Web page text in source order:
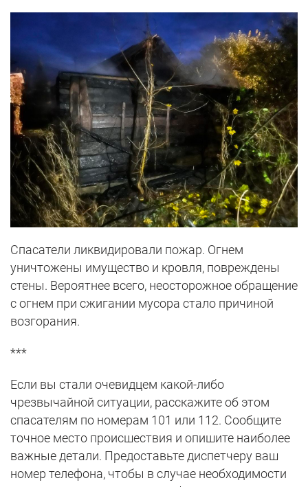
Спасатели ликвидировали пожар. Огнем
уничтожены имущество и кровля, повреждены
стены. Вероятнее всего, неосторожное обращение
с огнем при сжигании мусора стало причиной
возгорания.
***
Если вы стали очевидцем какой-либо
чрезвычайной ситуации, расскажите об этом
спасателям по номерам 101 или 112. Сообщите
точное место происшествия и опишите наиболее
важные детали. Предоставьте диспетчеру ваш
номер телефона, чтобы в случае необходимости